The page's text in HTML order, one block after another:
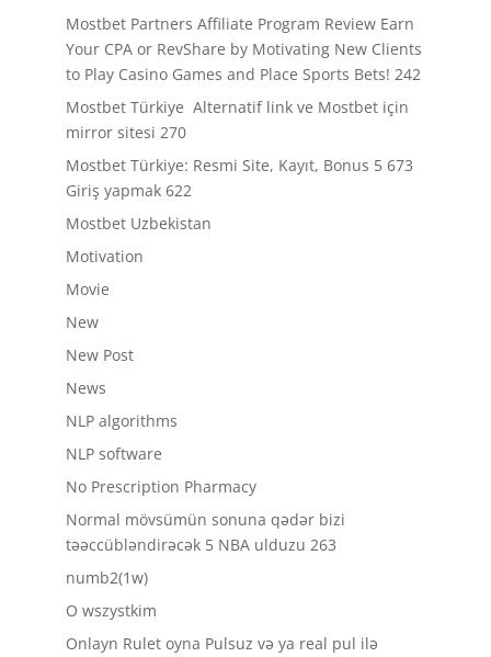
Mostbet Partners Affiliate Program Review Earn
Your CPA or RevShare by Motivating New Clients
to Play Casino Games and Place Sports Bets! 242
Mostbet Türkiye ️ Alternatif link ve Mostbet için
mirror sitesi 270
Mostbet Türkiye: Resmi Site, Kayıt, Bonus 5 673
Giriş yapmak 622
Mostbet Uzbekistan
Motivation
Movie
New
New Post
News
NLP algorithms
NLP software
No Prescription Pharmacy
Normal mövsümün sonuna qədər bizi
təəccübləndirəcək 5 NBA ulduzu 263
numb2(1w)
O wszystkim
Onlayn Rulet oyna Pulsuz və ya real pul ilə